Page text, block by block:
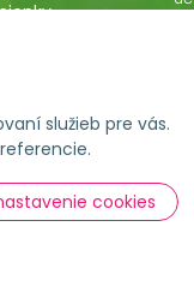
služieb pre vás.
cookies
od